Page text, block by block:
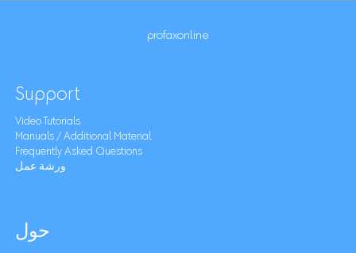
profaxonline
Support
Video Tutorials
Manuals / Additional Material
Frequently Asked Questions
ورشة عمل
حول